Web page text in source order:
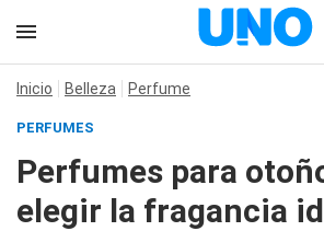
Inicio Belleza Perfume
PERFUMES
Perfumes para
elegir la fragancia